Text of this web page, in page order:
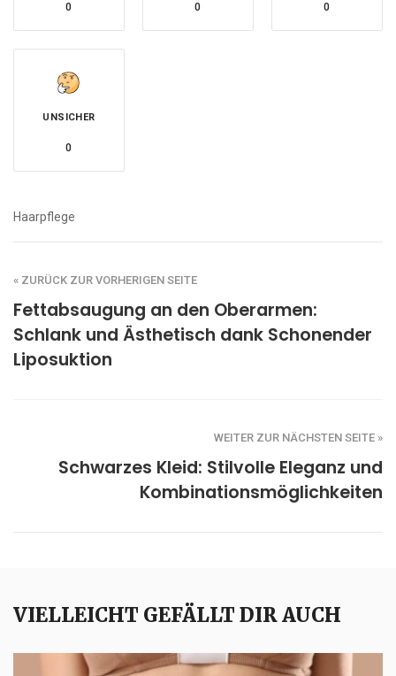
0 0 0
UNSICHER
0
Haarpflege
« ZURÜCK ZUR VORHERIGEN SEITE
Fettabsaugung an den Oberarmen:
Schlank und Ästhetisch dank Schonender
Liposuktion
WEITER ZUR NÄCHSTEN SEITE »
Schwarzes Kleid: Stilvolle Eleganz und
Kombinationsmöglichkeiten
VIELLEICHT GEFÄLLT DIR AUCH